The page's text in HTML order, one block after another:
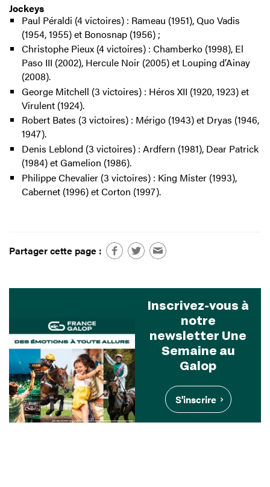
Jockeys
Paul Péraldi (4 victoires) : Rameau (1951), Quo Vadis
(1954, 1955) et Bonosnap (1956) ;
Christophe Pieux (4 victoires) : Chamberko (1998), El
Paso III (2002), Hercule Noir (2005) et Louping d’Ainay
(2008).
George Mitchell (3 victoires) : Héros XII (1920, 1923) et
Virulent (1924).
Robert Bates (3 victoires) : Mérigo (1943) et Dryas (1946,
1947).
Denis Leblond (3 victoires) : Ardfern (1981), Dear Patrick
(1984) et Gamelion (1986).
Philippe Chevalier (3 victoires) : King Mister (1993),
Cabernet (1996) et Corton (1997).
Partager cette page :
Inscrivez-vous à
notre
newsletter Une
Semaine au
Galop
S'inscrire